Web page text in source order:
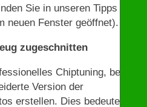
Sie in unseren Tipps zu
neuen Fenster geöffnet).
zugeschnitten
Chiptuning, bei
Version der
erstellen. Dies bedeutet,